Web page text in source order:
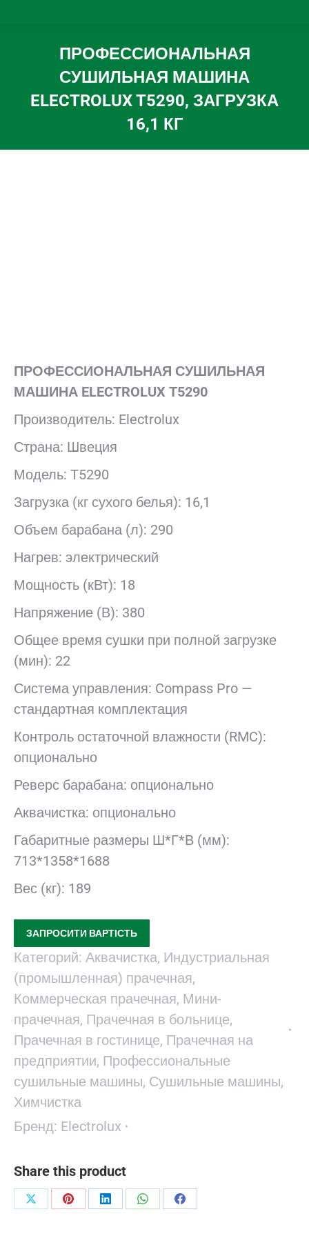
ПРОФЕССИОНАЛЬНАЯ
СУШИЛЬНАЯ МАШИНА
ELECTROLUX T5290, ЗАГРУЗКА
16,1 КГ
Вы здесь:
ПРОФЕССИОНАЛЬНАЯ СУШИЛЬНАЯ
МАШИНА ELECTROLUX Т5290
Производитель: Electrolux
Страна: Швеция
Модель: Т5290
Загрузка (кг сухого белья): 16,1
Объем барабана (л): 290
Нагрев: электрический
Мощность (кВт): 18
Напряжение (В): 380
Общее время сушки при полной загрузке
(мин): 22
Система управления: Compass Pro —
стандартная комплектация
Контроль остаточной влажности (RMC):
опционально
Реверс барабана: опционально
Аквачистка: опционально
Габаритные размеры Ш*Г*В (мм):
713*1358*1688
Вес (кг): 189
ЗАПРОСИТИ ВАРТІСТЬ
Категорий: Аквачистка, Индустриальная
(промышленная) прачечная,
Коммерческая прачечная, Мини-
прачечная, Прачечная в больнице,
Прачечная в гостинице, Прачечная на
предприятии, Профессиональные
сушильные машины, Сушильные машины,
Химчистка
Бренд: Electrolux
Share this product
ПоделитьсяПоделитьсяПоделитьсяПоделитьсяПоделиться